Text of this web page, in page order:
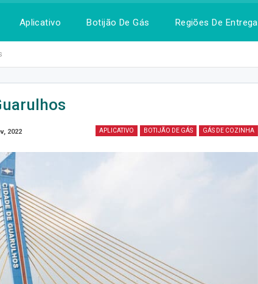
Aplicativo Botijão De Gás Regiões De Entrega
APLICATIVO BOTIJÃO DE GÁS GÁS DE COZINHA
2022